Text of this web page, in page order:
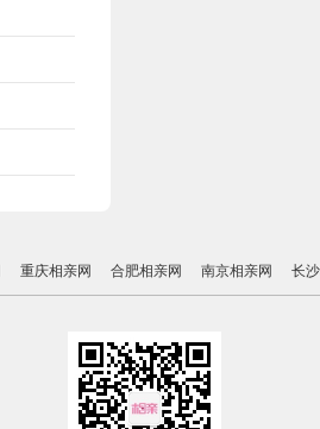
重庆相亲网 合肥相亲网 南京相亲网 长